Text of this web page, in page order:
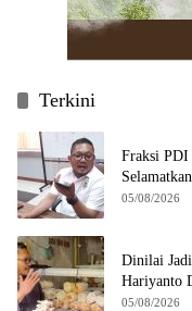
Terkini
Fraksi PDI
05/08/2026
Dinilai
Hariyanto
Crispy di
05/08/2026